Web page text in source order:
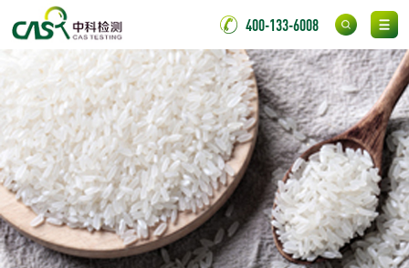
400-133-6008
化妆品毒理试验 化妆品毒理测试
化妆品眼刺激试验 化妆品皮肤刺激试
验
化妆品急性经口毒
性试验
化妆品皮肤变态反
应试验
皮肤光变态反应试
验
日化产品